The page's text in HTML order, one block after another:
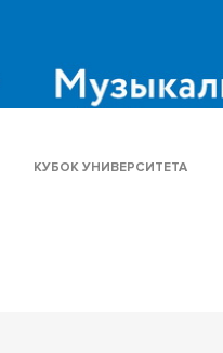
КУБОК УНИВЕРСИТЕТА